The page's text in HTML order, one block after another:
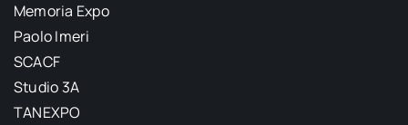
Memoria Expo
Paolo Imeri
SCACF
Studio 3A
TANEXPO